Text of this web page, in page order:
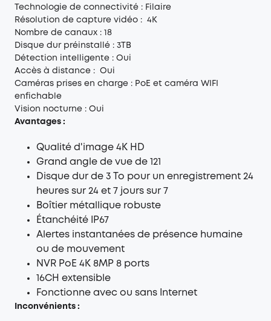
Technologie de connectivité : Filaire
Résolution de capture vidéo : 4K
Nombre de canaux : 18
Disque dur préinstallé : 3TB
Détection intelligente : Oui
Accès à distance : Oui
Caméras prises en charge : PoE et caméra WIFI
enfichable
Vision nocturne : Oui
Avantages :
Qualité d'image 4K HD
Grand angle de vue de 121
Disque dur de 3 To pour un enregistrement 24
heures sur 24 et 7 jours sur 7
Boîtier métallique robuste
Étanchéité IP67
Alertes instantanées de présence humaine
ou de mouvement
NVR PoE 4K 8MP 8 ports
16CH extensible
Fonctionne avec ou sans Internet
Inconvénients :